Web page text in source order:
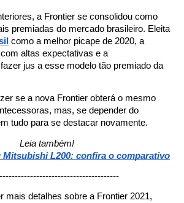
a Frontier se consolidou como
premiadas do mercado brasileiro. Eleita
como a melhor picape de 2020, a
altas expectativas e a
jus a esse modelo tão premiado da
se a nova Frontier obterá o mesmo
mas, se depender do
tudo para se destacar novamente.
Leia também!
L200: confira o comparativo
mais detalhes sobre a Frontier 2021,